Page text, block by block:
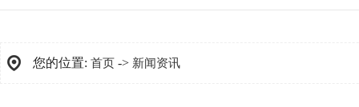
您的位置: 首页 -> 新闻资讯